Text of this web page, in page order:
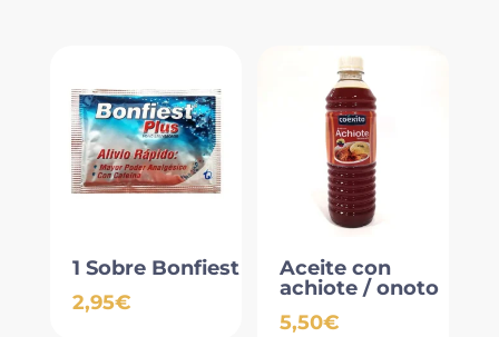
1 Sobre Bonfiest
2,95€
Aceite con
achiote / onoto
5,50€